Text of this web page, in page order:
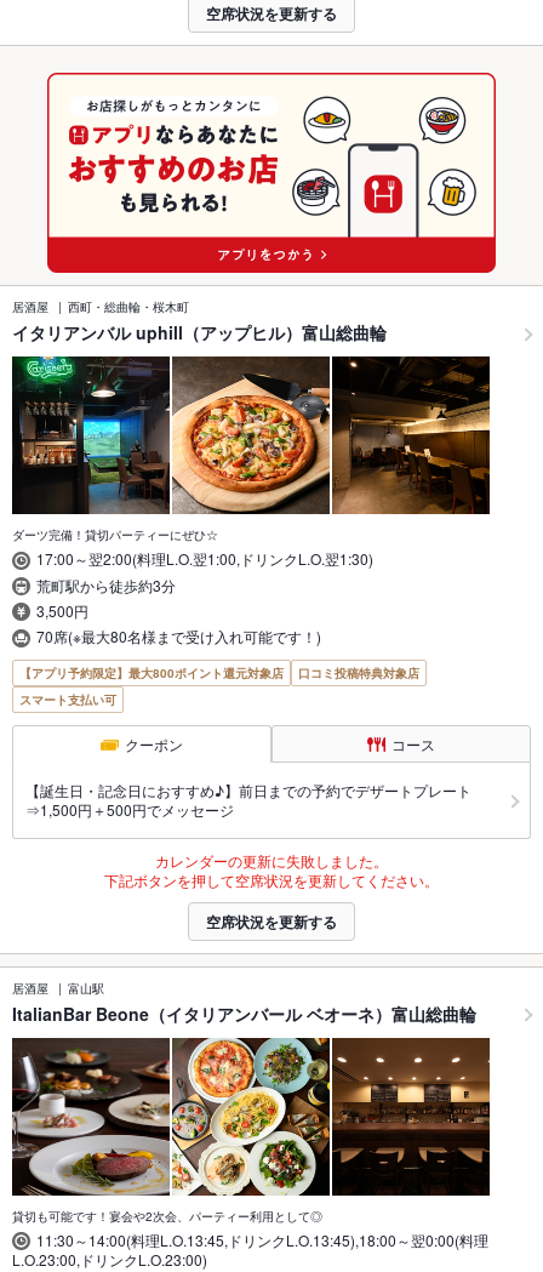
空席状況を更新する
居酒屋 西町・総曲輪・桜木町
イタリアンバル uphill（アップヒル）富山総曲輪
ダーツ完備！貸切パーティーにぜひ☆
17:00～翌2:00(料理L.O.翌1:00,ドリンクL.O.翌1:30)
荒町駅から徒歩約3分
3,500円
70席(※最大80名様まで受け入れ可能です！)
【アプリ予約限定】最大800ポイント還元対象店
口コミ投稿特典対象店
スマート支払い可
クーポン コース
【誕生日・記念日におすすめ♪】前日までの予約でデザートプレート
⇒1,500円＋500円でメッセージ
カレンダーの更新に失敗しました。
下記ボタンを押して空席状況を更新してください。
空席状況を更新する
居酒屋 富山駅
ItalianBar Beone（イタリアンバール ベオーネ）富山総曲輪
貸切も可能です！宴会や2次会、パーティー利用として◎
11:30～14:00(料理L.O.13:45,ドリンクL.O.13:45),18:00～翌0:00(料理
L.O.23:00,ドリンクL.O.23:00)